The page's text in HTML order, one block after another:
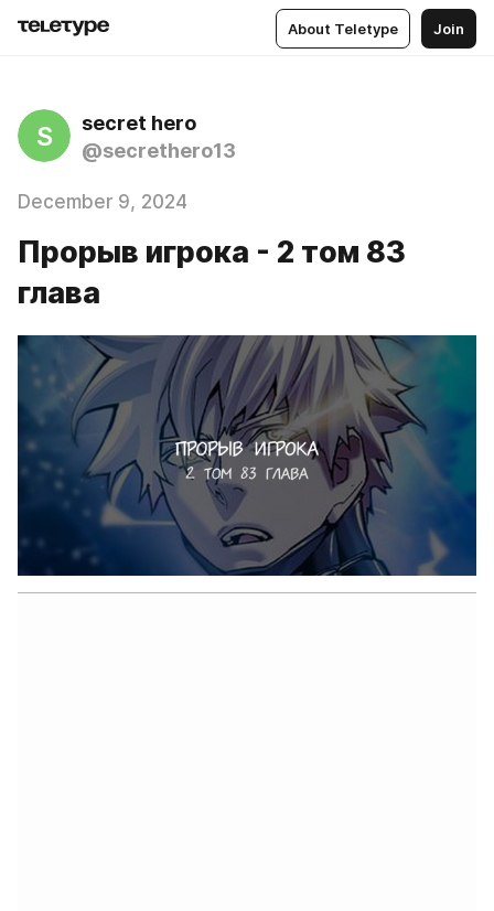
About Teletype Join
S
secret hero
@secrethero13
December 9, 2024
Прорыв игрока - 2 том 83
глава